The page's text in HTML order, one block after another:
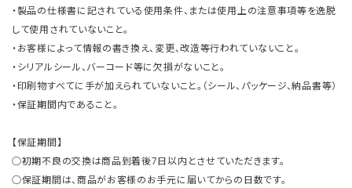
・製品の仕様書に記されている使用条件、または使用上の注意事項等を逸脱
して使用されていないこと。
・お客様によって情報の書き換え、変更、改造等行われていないこと。
・シリアルシール、バーコード等に欠損がないこと。
・印刷物すべてに手が加えられていないこと。（シール、パッケージ、納品書等）
・保証期間内であること。
【保証期間】
○初期不良の交換は商品到着後7日以内とさせていただきます。
○保証期間は、商品がお客様のお手元に届いてからの日数です。